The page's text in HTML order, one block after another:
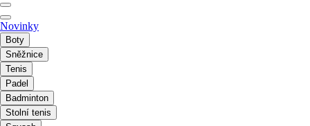
Novinky
Boty
Sněžnice
Tenis
Padel
Badminton
Stolní tenis